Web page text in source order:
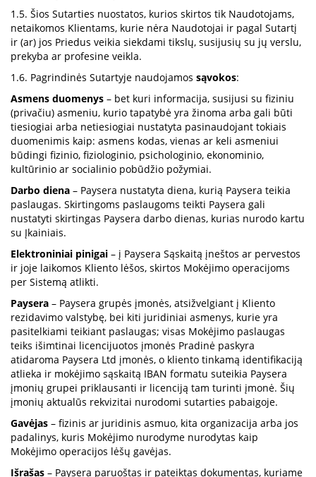
1.5. Šios Sutarties nuostatos, kurios skirtos tik Naudotojams,
netaikomos Klientams, kurie nėra Naudotojai ir pagal Sutartį
ir (ar) jos Priedus veikia siekdami tikslų, susijusių su jų verslu,
prekyba ar profesine veikla.
1.6. Pagrindinės Sutartyje naudojamos sąvokos:
Asmens duomenys – bet kuri informacija, susijusi su fiziniu
(privačiu) asmeniu, kurio tapatybė yra žinoma arba gali būti
tiesiogiai arba netiesiogiai nustatyta pasinaudojant tokiais
duomenimis kaip: asmens kodas, vienas ar keli asmeniui
būdingi fizinio, fiziologinio, psichologinio, ekonominio,
kultūrinio ar socialinio pobūdžio požymiai.
Darbo diena – Paysera nustatyta diena, kurią Paysera teikia
paslaugas. Skirtingoms paslaugoms teikti Paysera gali
nustatyti skirtingas Paysera darbo dienas, kurias nurodo kartu
su Įkainiais.
Elektroniniai pinigai – į Paysera Sąskaitą įneštos ar pervestos
ir joje laikomos Kliento lėšos, skirtos Mokėjimo operacijoms
per Sistemą atlikti.
Paysera – Paysera grupės įmonės, atsižvelgiant į Kliento
rezidavimo valstybę, bei kiti juridiniai asmenys, kurie yra
pasitelkiami teikiant paslaugas; visas Mokėjimo paslaugas
teiks išimtinai licencijuotos įmonės Pradinė paskyra
atidaroma Paysera Ltd įmonės, o kliento tinkamą identifikaciją
atlieka ir mokėjimo sąskaitą IBAN formatu suteikia Paysera
įmonių grupei priklausanti ir licenciją tam turinti įmonė. Šių
įmonių aktualūs rekvizitai nurodomi sutarties pabaigoje.
Gavėjas – fizinis ar juridinis asmuo, kita organizacija arba jos
padalinys, kuris Mokėjimo nurodyme nurodytas kaip
Mokėjimo operacijos lėšų gavėjas.
Išrašas – Paysera paruoštas ir pateiktas dokumentas, kuriame